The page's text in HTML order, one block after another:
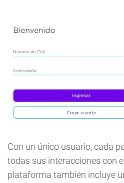
Con un único usuario, cada
todas sus interacciones con
plataforma también incluye